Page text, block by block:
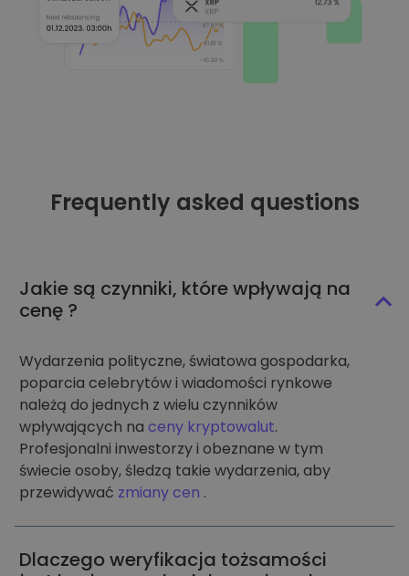
Frequently asked questions
Jakie są czynniki, które wpływają na
cenę ?
Wydarzenia polityczne, światowa gospodarka,
poparcia celebrytów i wiadomości rynkowe
należą do jednych z wielu czynników
wpływających na ceny kryptowalut.
Profesjonalni inwestorzy i obeznane w tym
świecie osoby, śledzą takie wydarzenia, aby
przewidywać zmiany cen .
Dlaczego weryfikacja tożsamości